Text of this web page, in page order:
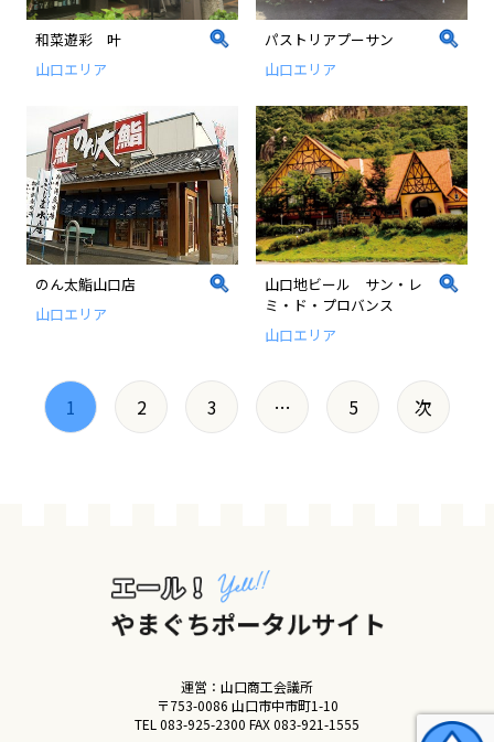
和菜遊彩 叶
山口エリア
パストリアプーサン
山口エリア
のん太鮨山口店
山口エリア
山口地ビール サン・レ
ミ・ド・プロバンス
山口エリア
1 2 3 … 5 次
運営：山口商工会議所
〒753-0086 山口市中市町1-10
TEL 083-925-2300 FAX 083-921-1555